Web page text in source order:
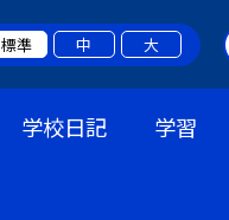
標準 中 大
学校日記 学習